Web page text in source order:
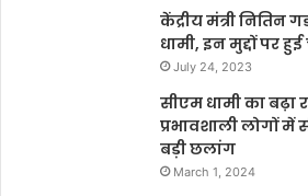
केंद्रीय मंत्री नितिन
धामी, इन मुद्दों पर हुई
July 24, 2023
सीएम धामी का बढ़ा
प्रभावशाली लोगों में
बड़ी छलांग
March 1, 2024